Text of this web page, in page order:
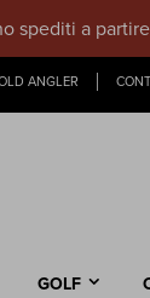
spediti a
ANGLER
GOLF